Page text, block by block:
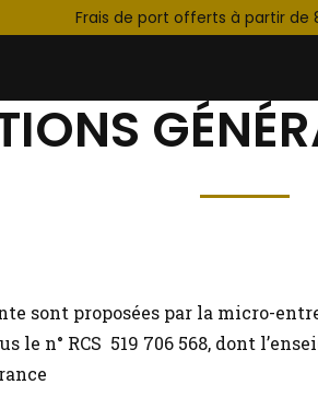
Frais de port offerts à partir de
sont proposées par la micro-
le n° RCS 519 706 568, dont